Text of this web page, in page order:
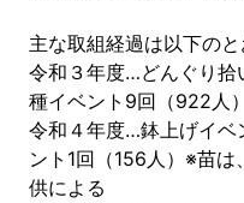
主な取組経過は以下の
令和３年度…どんぐり
種イベント9回（922人）
令和４年度…鉢上げイ
ント1回（156人）※苗
供による